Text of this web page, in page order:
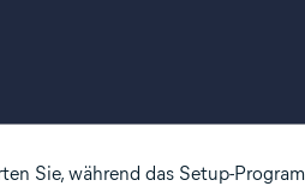
Sie, während das Setup-